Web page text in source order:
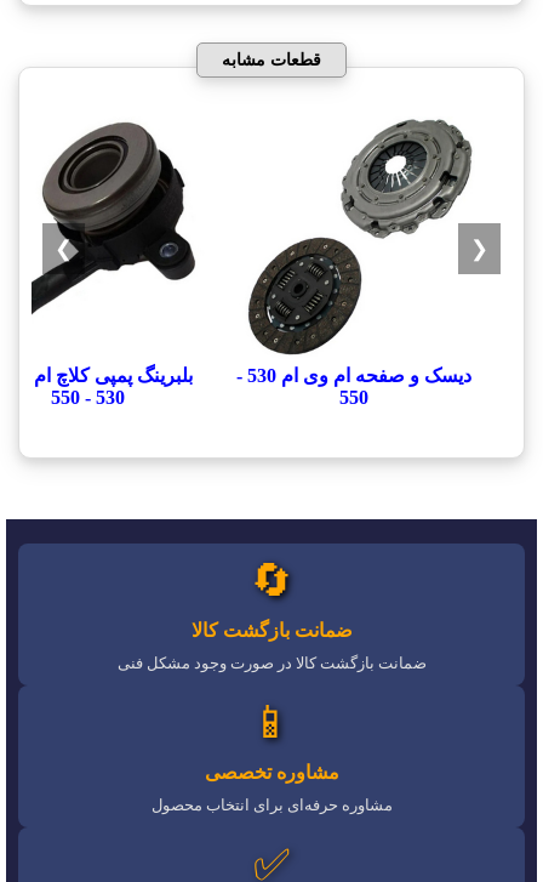
قطعات مشابه
دیسک و صفحه ام وی ام 530 -
550
بلبرینگ پمپی کلاچ ام وی
530 - 550
❮
❯
🔄
ضمانت بازگشت کالا
ضمانت بازگشت کالا در صورت وجود مشکل فنی
📱
مشاوره تخصصی
مشاوره حرفه‌ای برای انتخاب محصول
✅